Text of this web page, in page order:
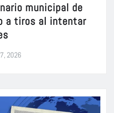
municipal de
a tiros al intentar
2026